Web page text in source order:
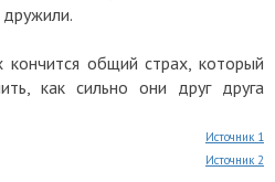
дружили.
общий страх, который
как сильно они друг друга
Источник 1
Источник 2